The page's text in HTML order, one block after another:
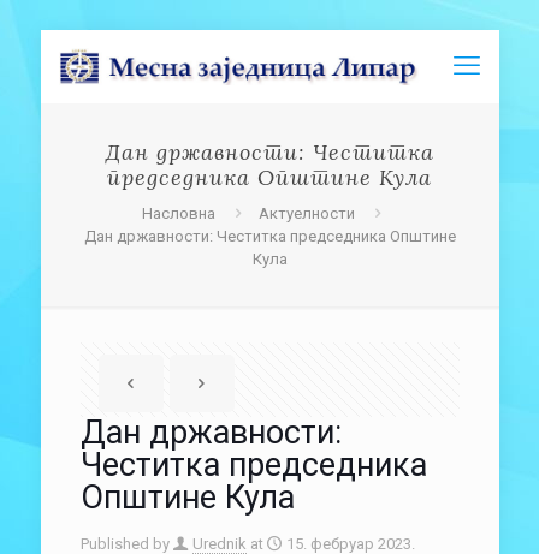
Дан државности: Честитка
председника Општине Кула
Насловна
Актуелности
Дан државности: Честитка председника Општине
Кула
Дан државности:
Честитка председника
Општине Кула
Published by Urednik at 15. фебруар 2023.